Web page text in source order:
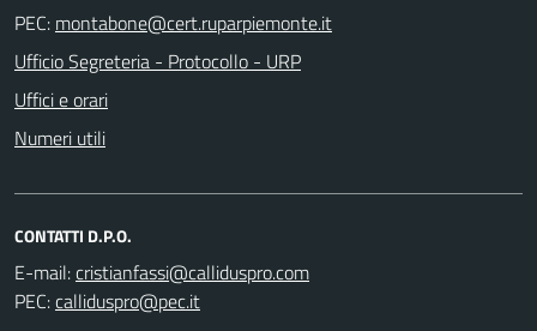
PEC:
Ufficio Segreteria - Protocollo - URP
Uffici e orari
Numeri utili
CONTATTI D.P.O.
E-mail:
PEC: